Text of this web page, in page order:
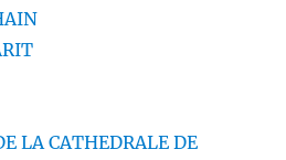
LA CATHEDRALE DE